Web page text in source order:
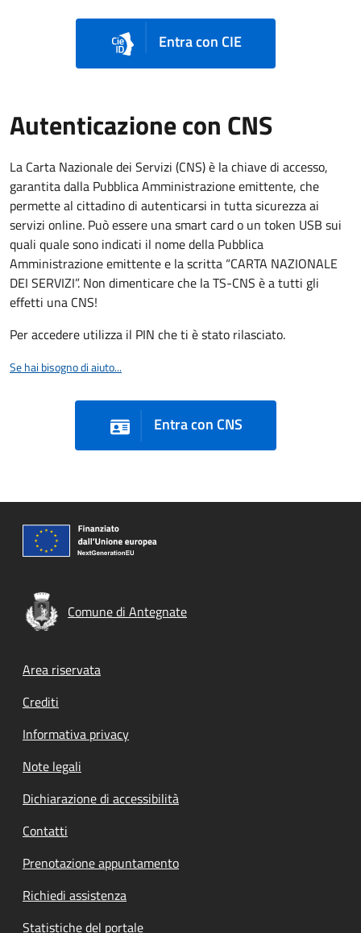
Entra con CIE
Autenticazione con CNS
La Carta Nazionale dei Servizi (CNS) è la chiave di accesso,
garantita dalla Pubblica Amministrazione emittente, che
permette al cittadino di autenticarsi in tutta sicurezza ai
servizi online. Può essere una smart card o un token USB sui
quali quale sono indicati il nome della Pubblica
Amministrazione emittente e la scritta “CARTA NAZIONALE
DEI SERVIZI”. Non dimenticare che la TS-CNS è a tutti gli
effetti una CNS!
Per accedere utilizza il PIN che ti è stato rilasciato.
Se hai bisogno di aiuto...
Entra con CNS
Comune di Antegnate
Footer menu
Area riservata
Crediti
Informativa privacy
Note legali
Dichiarazione di accessibilità
Contatti
Prenotazione appuntamento
Richiedi assistenza
Statistiche del portale